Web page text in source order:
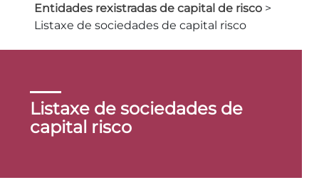
Entidades rexistradas de capital de risco >
Listaxe de sociedades de capital risco
Listaxe de sociedades de
capital risco